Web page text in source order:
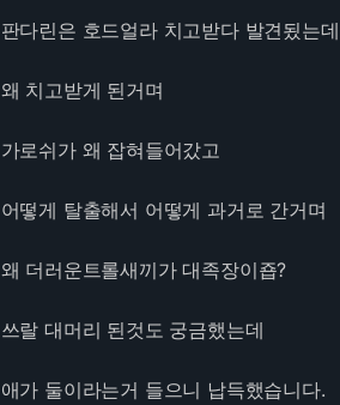
판다린은 호드얼라 치고받다 발견됬는데
왜 치고받게 된거며
가로쉬가 왜 잡혀들어갔고
어떻게 탈출해서 어떻게 과거로 간거며
왜 더러운트롤새끼가 대족장이죱?
쓰랄 대머리 된것도 궁금했는데
애가 둘이라는거 들으니 납득했습니다.